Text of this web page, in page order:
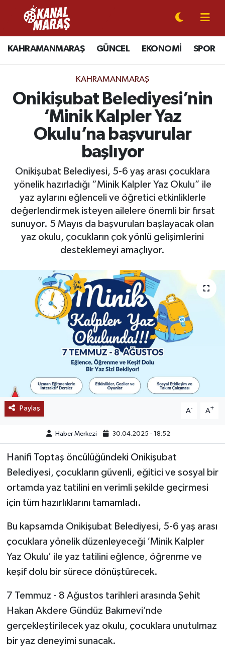
KAHRAMANMARAŞ GÜNCEL EKONOMİ SPOR
KAHRAMANMARAŞ
Onikişubat Belediyesi’nin
‘Minik Kalpler Yaz
Okulu’na başvurular
başlıyor
Onikişubat Belediyesi, 5-6 yaş arası çocuklara
yönelik hazırladığı “Minik Kalpler Yaz Okulu” ile
yaz aylarını eğlenceli ve öğretici etkinliklerle
değerlendirmek isteyen ailelere önemli bir fırsat
sunuyor. 5 Mayıs da başvuruları başlayacak olan
yaz okulu, çocukların çok yönlü gelişimlerini
desteklemeyi amaçlıyor.
Paylaş A- A+
Haber Merkezi 30.04.2025 - 18:52
Hanifi Toptaş öncülüğündeki Onikişubat
Belediyesi, çocukların güvenli, eğitici ve sosyal bir
ortamda yaz tatilini en verimli şekilde geçirmesi
için tüm hazırlıklarını tamamladı.
Bu kapsamda Onikişubat Belediyesi, 5-6 yaş arası
çocuklara yönelik düzenleyeceği ‘Minik Kalpler
Yaz Okulu’ ile yaz tatilini eğlence, öğrenme ve
keşif dolu bir sürece dönüştürecek.
7 Temmuz - 8 Ağustos tarihleri arasında Şehit
Hakan Akdere Gündüz Bakımevi’nde
gerçekleştirilecek yaz okulu, çocuklara unutulmaz
bir yaz deneyimi sunacak.
CANLI YAYIN
KAHRAMANMARAŞ
GÜNCEL
SPOR
SİYASET
EKONOMİ
GÜNDEM
MAGAZİN
EĞİTİM
BÖLGE
KEŞFET
POPÜLER
TREND
TEKNOLOJİ
YAŞAM
KÜLTÜR SANAT
Kahramanmaraş Nöbetçi Eczaneler
Kahramanmaraş Hava Durumu
Kahramanmaraş Namaz Vakitleri
Kahramanmaraş Trafik Yoğunluk Haritası
Süper Lig Puan Durumu ve Fikstür
Tüm Manşetler
Son Dakika Haberleri
Haber Arşivi